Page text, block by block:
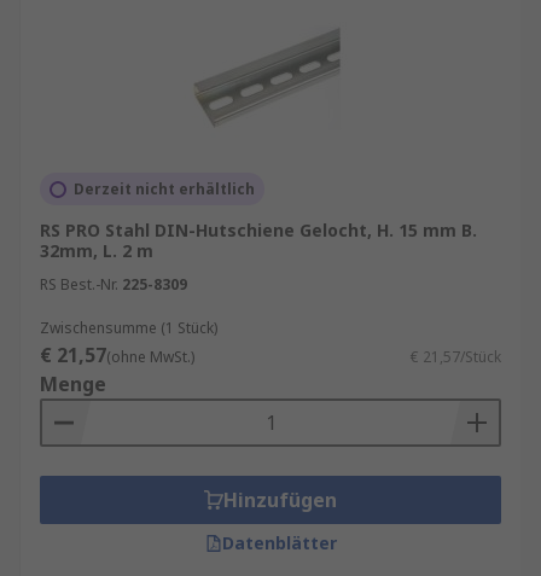
Derzeit nicht erhältlich
RS PRO Stahl DIN-Hutschiene Gelocht, H. 15 mm B.
32mm, L. 2 m
RS Best.-Nr. 225-8309
Zwischensumme (1 Stück)
€ 21,57(ohne MwSt.) € 21,57/Stück
Menge
Hinzufügen
Datenblätter